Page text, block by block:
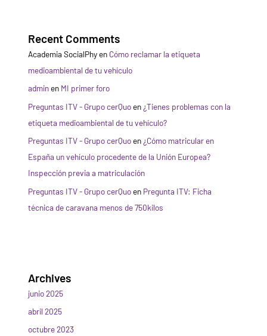
Recent Comments
Academia SocialPhyen Cómo reclamar la etiqueta
medioambiental de tu vehículo
adminen MI primer foro
Preguntas ITV - Grupo cerQuoen ¿Tienes problemas con la
etiqueta medioambiental de tu vehículo?
Preguntas ITV - Grupo cerQuoen ¿Cómo matricular en
España un vehículo procedente de la Unión Europea?
Inspección previa a matriculación
Preguntas ITV - Grupo cerQuoen Pregunta ITV: Ficha
técnica de caravana menos de 750kilos
Archives
junio 2025
abril 2025
octubre 2023